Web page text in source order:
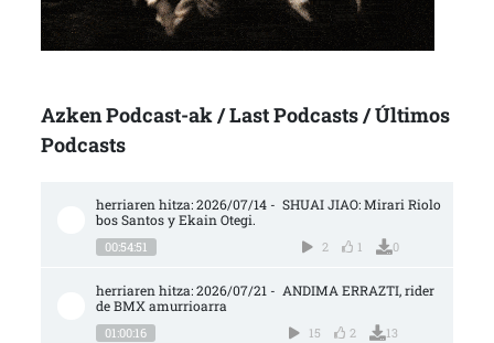
Azken Podcast-ak / Last Podcasts / Últimos
Podcasts
herriaren hitza: 2026/07/14 -  SHUAI JIAO: Mirari Riolo
bos Santos y Ekain Otegi.
00:54:51 2 1 0
herriaren hitza: 2026/07/21 -  ANDIMA ERRAZTI, rider
de BMX amurrioarra
01:00:16 15 2 13